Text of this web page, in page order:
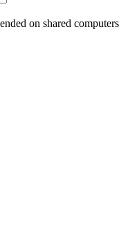
on shared computers